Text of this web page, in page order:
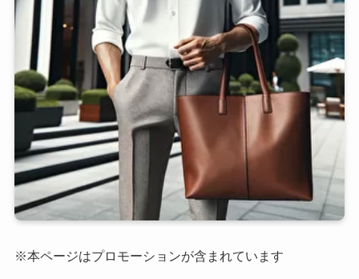
※本ページはプロモーションが含まれています